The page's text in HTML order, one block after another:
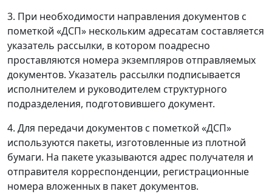
3. При необходимости направления документов с
пометкой «ДСП» нескольким адресатам составляется
указатель рассылки, в котором поадресно
проставляются номера экземпляров отправляемых
документов. Указатель рассылки подписывается
исполнителем и руководителем структурного
подразделения, подготовившего документ.
4. Для передачи документов с пометкой «ДСП»
используются пакеты, изготовленные из плотной
бумаги. На пакете указываются адрес получателя и
отправителя корреспонденции, регистрационные
номера вложенных в пакет документов.